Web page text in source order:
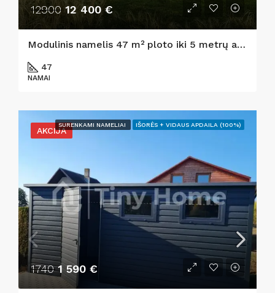
12900 12 400 €
Modulinis namelis 47 m² ploto iki 5 metrų aukščio sip namas su 30 m² antresole – Viso 80 m²
47
NAMAI
AKCIJA
SURENKAMI NAMELIAI IŠORĖS + VIDAUS APDAILA (100%)
17401 590 €